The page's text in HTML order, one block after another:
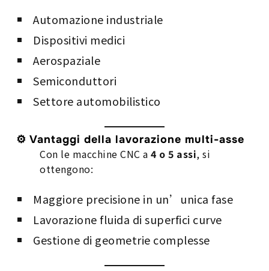
Automazione industriale
Dispositivi medici
Aerospaziale
Semiconduttori
Settore automobilistico
⚙️ Vantaggi della lavorazione multi-asse
Con le macchine CNC a4 o 5 assi, si
ottengono:
Maggiore precisione in un’unica fase
Lavorazione fluida di superfici curve
Gestione di geometrie complesse